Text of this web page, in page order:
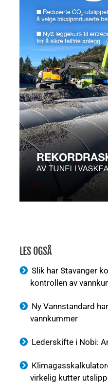
LES OGSÅ
Slik har Stavanger
kontrollen av
Ny Vannstandard
vannkummer
Lederskifte i Nobi:
virkelig kutter utslipp